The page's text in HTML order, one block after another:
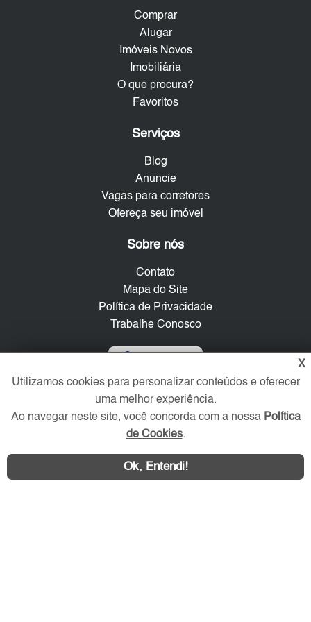
Comprar
Alugar
Imóveis Novos
Imobiliária
O que procura?
Favoritos
Serviços
Blog
Anuncie
Vagas para corretores
Ofereça seu imóvel
Sobre nós
Contato
Mapa do Site
Política de Privacidade
Trabalhe Conosco
Redes Sociais
X
Utilizamos cookies para personalizar conteúdos e oferecer
uma melhor experiência.
Ao navegar neste site, você concorda com a nossa Política
de Cookies.
Ok, Entendi!